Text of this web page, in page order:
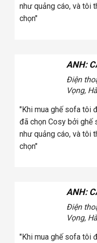
như quảng cáo, và tôi
chọn"
ANH:
Điện
Vọng,
"Khi mua ghế sofa tôi
đã chọn Cosy bởi
như quảng cáo, và tôi
chọn"
ANH:
Điện
Vọng,
"Khi mua ghế sofa tôi